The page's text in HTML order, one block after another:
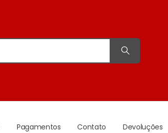
Pagamentos Contato Devoluções